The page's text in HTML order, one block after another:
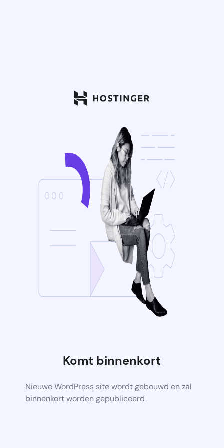
Komt binnenkort
Nieuwe WordPress site wordt gebouwd en zal
binnenkort worden gepubliceerd